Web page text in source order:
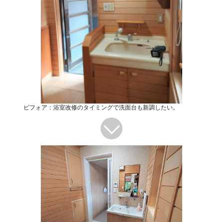
ビフォア：浴室改修のタイミングで洗面台も新調したい。